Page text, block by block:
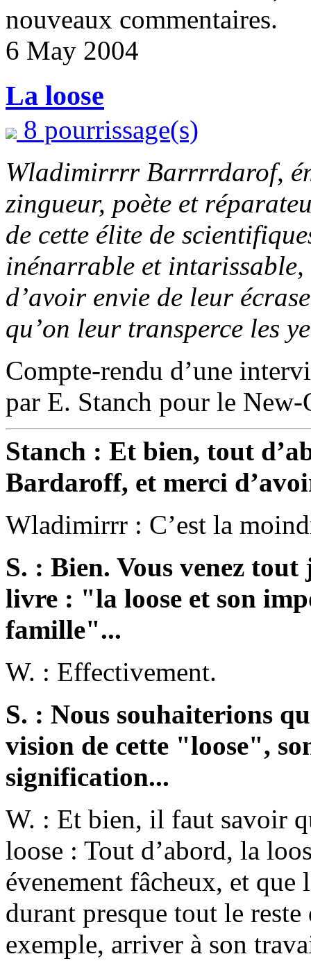
nouveaux commentaires.
6 May 2004
La loose
8 pourrissage(s)
Wladimirrrr Barrrrdarof,
zingueur, poète et
de cette élite de
inénarrable et intarissable,
d’avoir envie de leur
qu’on leur transperce les
Compte-rendu d’une
par E. Stanch pour le
Stanch : Et bien, tout
Bardaroff, et merci
Wladimirrr : C’est la
S. : Bien. Vous venez
livre : "la loose et son
famille"...
W. : Effectivement.
S. : Nous souhaiterions
vision de cette "loose",
signification...
W. : Et bien, il faut savoir
loose : Tout d’abord, la
évenement fâcheux, et
durant presque tout le
exemple, arriver à son